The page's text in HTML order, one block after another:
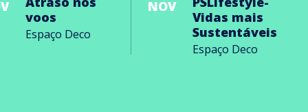
voos
Espaço Deco
NOV
Vidas mais
Sustentáveis
Espaço Deco